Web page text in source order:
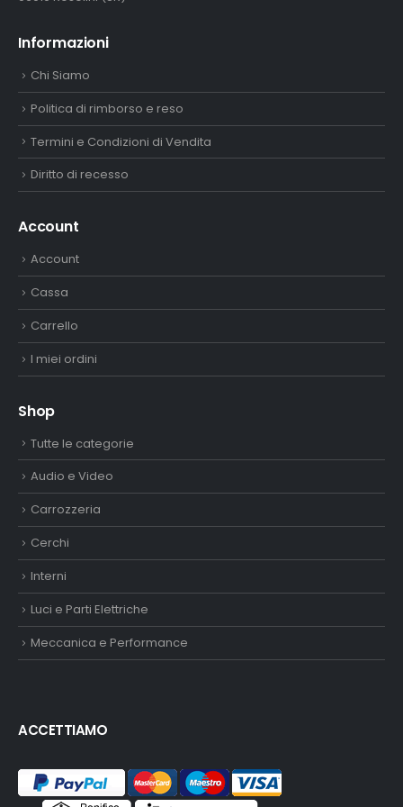
Informazioni
Chi Siamo
Politica di rimborso e reso
Termini e Condizioni di Vendita
Diritto di recesso
Account
Account
Cassa
Carrello
I miei ordini
Shop
Tutte le categorie
Audio e Video
Carrozzeria
Cerchi
Interni
Luci e Parti Elettriche
Meccanica e Performance
ACCETTIAMO